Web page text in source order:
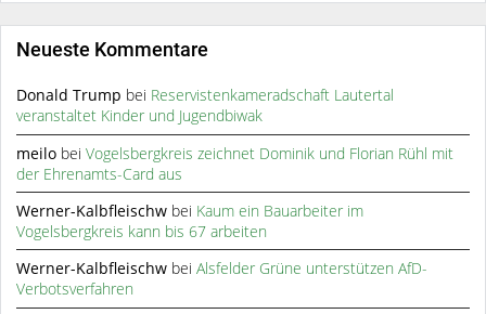
Neueste Kommentare
Donald Trump bei Reservistenkameradschaft Lautertal
veranstaltet Kinder und Jugendbiwak
meilo beiVogelsbergkreis zeichnet Dominik und Florian Rühl mit
der Ehrenamts-Card aus
Werner-Kalbfleischw bei Kaum ein Bauarbeiter im
Vogelsbergkreis kann bis 67 arbeiten
Werner-Kalbfleischw beiAlsfelder Grüne unterstützen AfD-
Verbotsverfahren